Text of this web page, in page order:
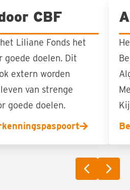
CBF
Liliane Fonds het
goede doelen. Dit
extern worden
van strenge
goede doelen.
Vorige